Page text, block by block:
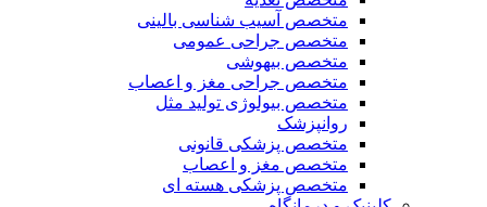
متخصص آسیب شناسی بالینی
متخصص جراحی عمومی
متخصص بیهوشی
متخصص جراحی مغز و اعصاب
متخصص بیولوژی تولید مثل
روانپزشک
متخصص پزشکی قانونی
متخصص مغز و اعصاب
متخصص پزشکی هسته ای